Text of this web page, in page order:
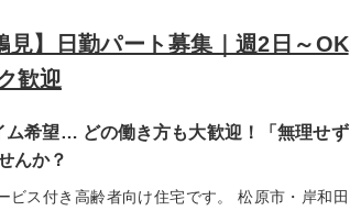
見】日勤パート募集｜週2日～OK
歓迎
希望… どの働き方も大歓迎！「無理せず
んか？
ビス付き高齢者向け住宅です。 松原市・岸和田